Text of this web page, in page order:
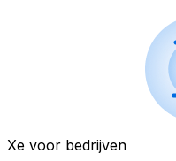
Xe voor bedrijven